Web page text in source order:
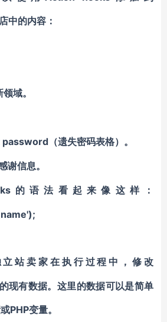
中的内容：
域。
（遗失密码表格）。
谢信息。
的语法看起来像这样：
站卖家在执行过程中，修改
现有数据。这里的数据可以是简单
PHP变量。